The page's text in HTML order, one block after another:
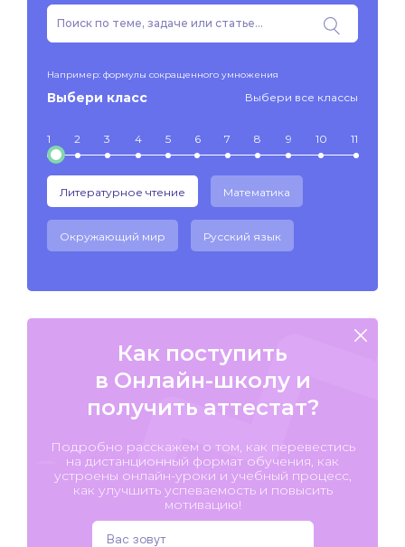
Например: формулы сокращенного умножения
Выбери класс Выбери все классы
1 2 3 4 5 6 7 8 9 10 11
Литературное чтение Математика
Окружающий мир Русский язык
Как поступить
в Онлайн-школу и
получить аттестат?
Подробно расскажем о том, как перевестись
на дистанционный формат обучения, как
устроены онлайн-уроки и учебный процесс,
как улучшить успеваемость и повысить
мотивацию!